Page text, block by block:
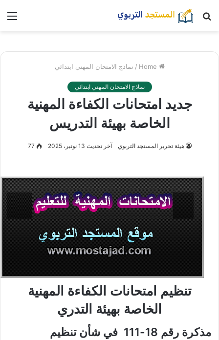
بحث
/ نماذج الامتحان المهني ابتدائي
نماذج الامتحان المهني ابتدائي
جديد امتحانات الكفاءة المهنية
الخاصة بهيئة التدريس
هيئة تحرير المستجد التربوي آخر تحديث 13 نونبر، 2025 77
تنظيم امتحانات الكفاءة المهنية
الخاصة بهيئة التدري
مذكرة رقم 18-111 في شأن تنظيم